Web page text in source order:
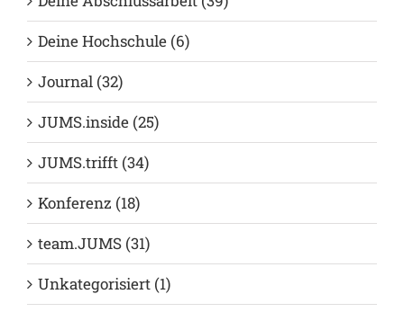
Allgemein (26)
Autoren (60)
Deine Abschlussarbeit (39)
Deine Hochschule (6)
Journal (32)
JUMS.inside (25)
JUMS.trifft (34)
Konferenz (18)